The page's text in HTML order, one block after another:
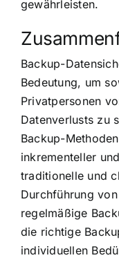
gewährleisten.
Backup-
Bedeutung, um
Privatpersonen
Datenverlusts zu
Backup-
inkrementeller
traditionelle und
Durchführung
regelmäßige
die richtige
individuellen